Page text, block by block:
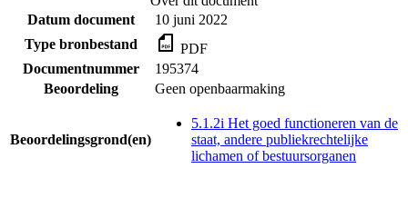
Datum document
10 juni 2022
Type bronbestand
PDF
Documentnummer
195374
Beoordeling
Geen openbaarmaking
Beoordelingsgrond(en)
5.1.2i Het goed functioneren van de
staat, andere publiekrechtelijke
lichamen of bestuursorganen